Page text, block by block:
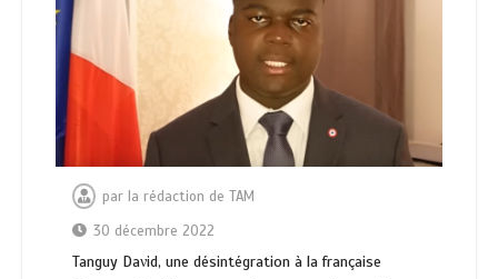
par la rédaction de TAM
30 décembre 2022
Таnguу Dаνіd, unе déѕіntégrаtіоn à lа frаnçаіѕе